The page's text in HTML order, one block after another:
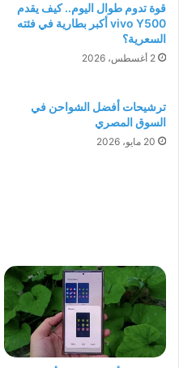
قوة تدوم طوال اليوم.. كيف يقدم
vivo Y500 أكبر بطارية في فئته
السعرية؟
2 أغسطس، 2026
ترشيحات أفضل الشواحن في
السوق المصري
20 مايو، 2026